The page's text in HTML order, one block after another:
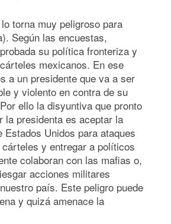
torna muy peligroso para
Según las encuestas,
su política fronteriza y
mexicanos. En ese
a un presidente que va a ser
y violento en contra de su
ello la disyuntiva que pronto
la presidenta es aceptar la
Estados Unidos para ataques
y entregar a políticos
colaboran con las mafias o,
acciones militares
país. Este peligro puede
y quizá amenace la